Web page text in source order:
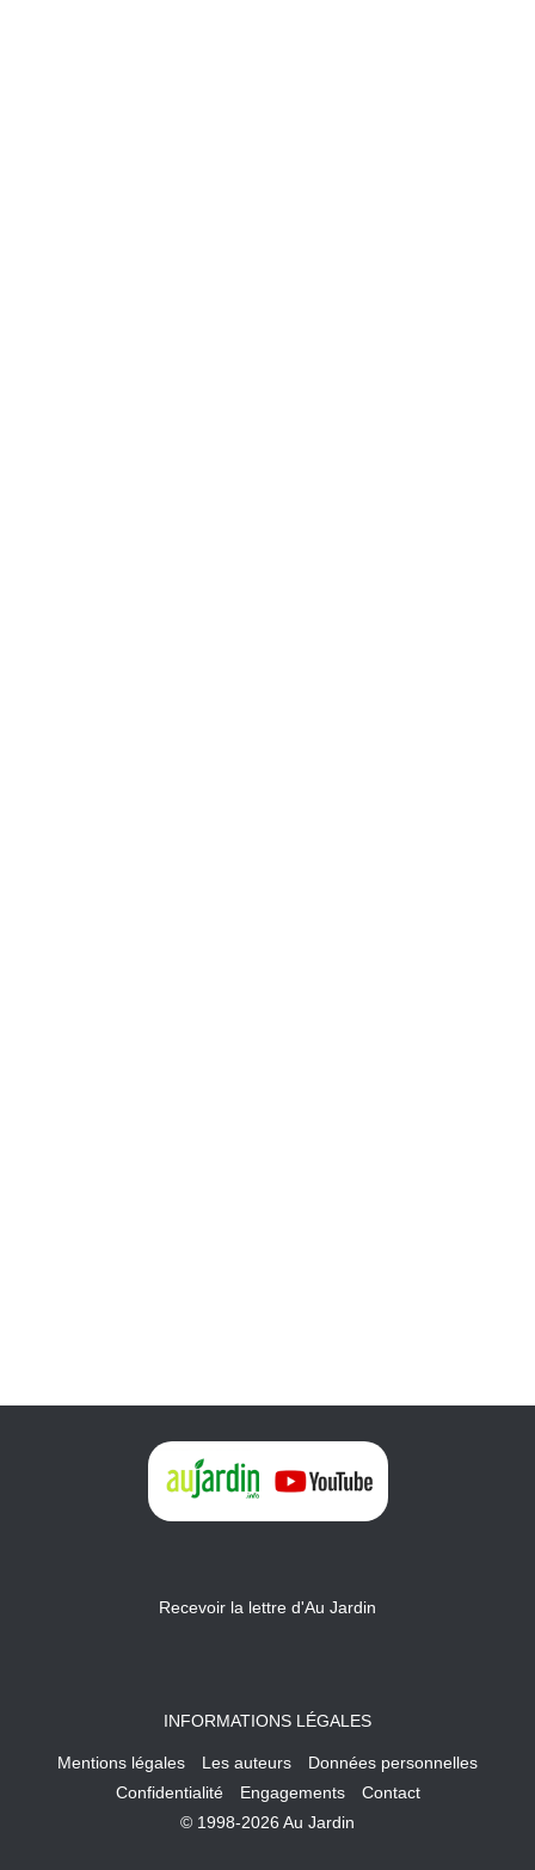
Recevoir la lettre d'Au Jardin
INFORMATIONS LÉGALES
Mentions légales Les auteurs
Données personnelles
Confidentialité
Engagements
Contact
© 1998-2026 Au Jardin